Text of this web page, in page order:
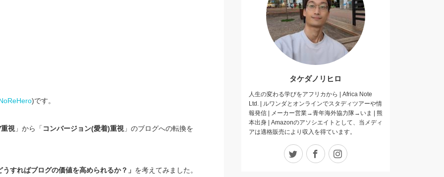
)です。
視」から「 コンバージョン(愛着)重視」のブログへの転換を
すればブログの価値を高められるか？」 を考えてみました。
タケダノリヒロ
人生の変わる学びをアフリカから | Africa Note
Ltd. | ルワンダとオンラインでスタディツアーや情
報発信 | メーカー営業→青年海外協力隊→いま | 熊
本出身 | Amazonのアソシエイトとして、当メディ
アは適格販売により収入を得ています。
Twitter Facebook